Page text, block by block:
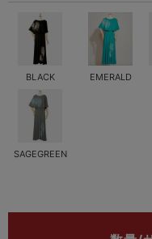
BLACK EMERALD
SAGEGREEN